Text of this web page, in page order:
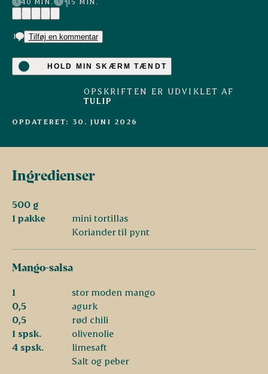
(3)
1 Tilføj en kommentar
HOLD MIN SKÆRM TÆNDT
OPSKRIFTEN ER UDVIKLET AF
TULIP
OPDATERET: 30. JUNI 2026
Ingredienser
500 g
1 pakke
mini tortillas
Koriander til pynt
Mango-salsa
1
stor moden mango
0,5
agurk
0,5
rød chili
1 spsk.
olivenolie
4 spsk.
limesaft
Salt og peber